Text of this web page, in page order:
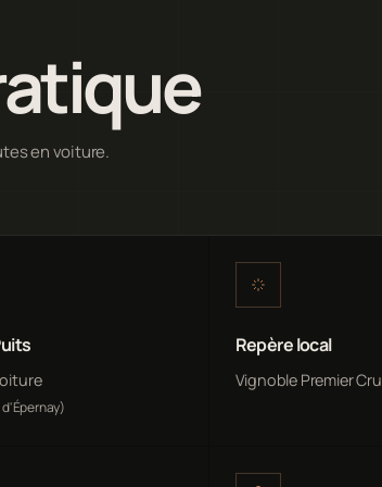
en voiture.
Repère local
Vignoble Premier Cru